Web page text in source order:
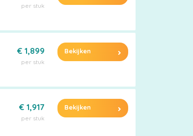
per stuk
€ 1,899
per stuk
Bekijken
€ 1,917
per stuk
Bekijken